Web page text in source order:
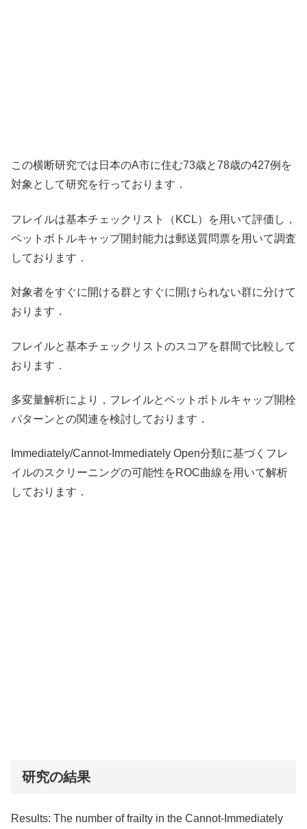
この横断研究では日本のA市に住む73歳と78歳の427例を
対象として研究を行っております．
フレイルは基本チェックリスト（KCL）を用いて評価し，
ペットボトルキャップ開封能力は郵送質問票を用いて調査
しております．
対象者をすぐに開ける群とすぐに開けられない群に分けて
おります．
フレイルと基本チェックリストのスコアを群間で比較して
おります．
多変量解析により，フレイルとペットボトルキャップ開栓
パターンとの関連を検討しております．
Immediately/Cannot-Immediately Open分類に基づくフレ
イルのスクリーニングの可能性をROC曲線を用いて解析
しております．
研究の結果
Results: The number of frailty in the Cannot-Immediately